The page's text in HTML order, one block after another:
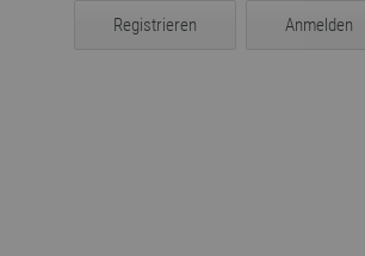
Registrieren Anmelden